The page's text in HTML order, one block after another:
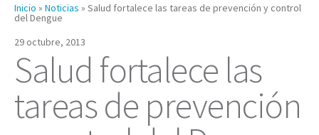
Inicio » Noticias » Salud fortalece las tareas de prevención y control
del Dengue
29 octubre, 2013
Salud fortalece las
tareas de prevención